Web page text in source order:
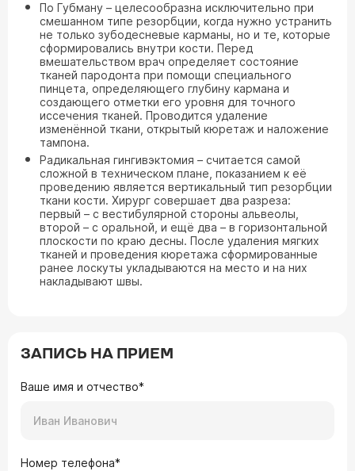
По Губману – целесообразна исключительно при
смешанном типе резорбции, когда нужно устранить
не только зубодесневые карманы, но и те, которые
сформировались внутри кости. Перед
вмешательством врач определяет состояние
тканей пародонта при помощи специального
пинцета, определяющего глубину кармана и
создающего отметки его уровня для точного
иссечения тканей. Проводится удаление
изменённой ткани, открытый кюретаж и наложение
тампона.
Радикальная гингивэктомия – считается самой
сложной в техническом плане, показанием к её
проведению является вертикальный тип резорбции
ткани кости. Хирург совершает два разреза:
первый – с вестибулярной стороны альвеолы,
второй – с оральной, и ещё два – в горизонтальной
плоскости по краю десны. После удаления мягких
тканей и проведения кюретажа сформированные
ранее лоскуты укладываются на место и на них
накладывают швы.
ЗАПИСЬ НА ПРИЕМ
Ваше имя и отчество*
Номер телефона*